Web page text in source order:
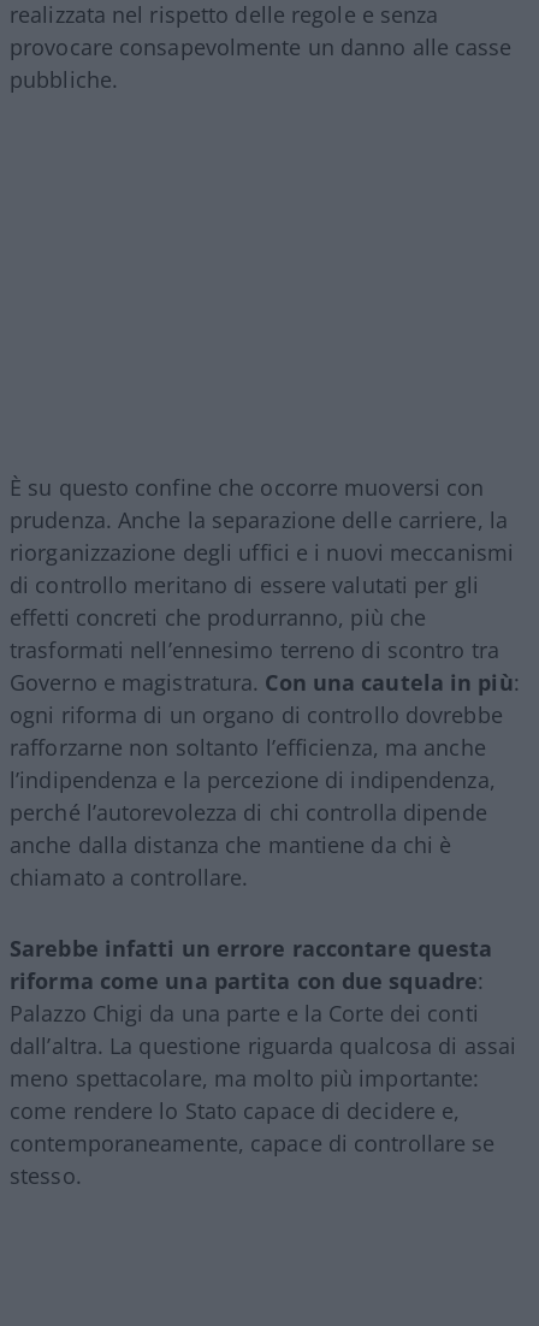
realizzata nel rispetto delle regole e senza
provocare consapevolmente un danno alle casse
pubbliche.
È su questo confine che occorre muoversi con
prudenza. Anche la separazione delle carriere, la
riorganizzazione degli uffici e i nuovi meccanismi
di controllo meritano di essere valutati per gli
effetti concreti che produrranno, più che
trasformati nell’ennesimo terreno di scontro tra
Governo e magistratura. Con una cautela in più:
ogni riforma di un organo di controllo dovrebbe
rafforzarne non soltanto l’efficienza, ma anche
l’indipendenza e la percezione di indipendenza,
perché l’autorevolezza di chi controlla dipende
anche dalla distanza che mantiene da chi è
chiamato a controllare.
Sarebbe infatti un errore raccontare questa
riforma come una partita con due squadre:
Palazzo Chigi da una parte e la Corte dei conti
dall’altra. La questione riguarda qualcosa di assai
meno spettacolare, ma molto più importante:
come rendere lo Stato capace di decidere e,
contemporaneamente, capace di controllare se
stesso.